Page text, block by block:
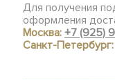
Для получения
оформления
Москва:+7 (925)
Санкт-